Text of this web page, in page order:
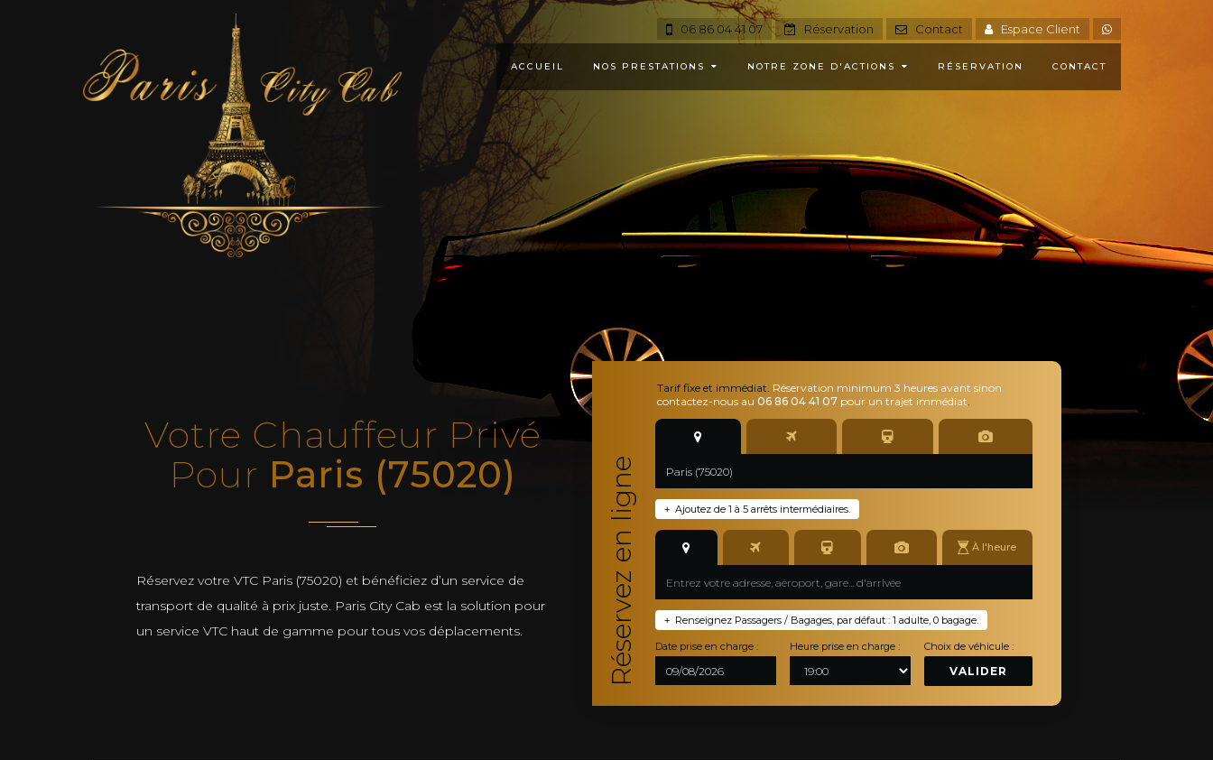
06 86 04 41 07 Réservation Contact Espace Client
ACCUEIL NOS PRESTATIONS NOTRE ZONE D'ACTIONS RÉSERVATION CONTACT
Votre Chauffeur Privé
Pour Paris (75020)
Réservez votre VTC Paris (75020) et bénéficiez d’un service de
transport de qualité à prix juste. Paris City Cab est la solution pour
un service VTC haut de gamme pour tous vos déplacements.
Réservez en ligne
Tarif fixe et immédiat. Réservation minimum 3 heures avant sinon
contactez-nous au 06 86 04 41 07pour un trajet immédiat.
Ajoutez de 1 à 5 arrêts intermédiaires.
+
À l'heure
Renseignez Passagers / Bagages, par défaut : 1 adulte, 0 bagage.
+
Date prise en charge : Heure prise en charge : Choix de véhicule :
VALIDER